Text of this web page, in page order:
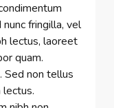
fringilla, vel
lectus, laoreet
quam.
Sed non tellus
lectus.